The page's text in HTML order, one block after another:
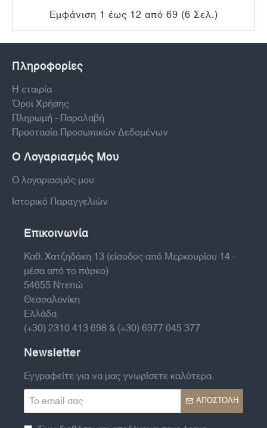
Εμφάνιση 1 έως 12 από 69 (6 Σελ.)
Πληροφορίες
Η εταιρία
Όροι Χρήσης
Πληρωμή - Παραλαβή
Προστασία Προσωπικών Δεδομένων
Ο Λογαριασμός Μου
Ο λογαριασμός μου
Ιστορικό Παραγγελιών
Επικοινωνία
Καθ. Χατζηδάκη 13 (είσοδος από Μερκουρίου 14 -
μέσα από το πάρκο)
54655 Ντεπώ
Θεσσαλονίκη
Ελλάδα
(+30) 2310 413 698 & (+30) 6977 045 377
Newsletter
Εγγραφείτε για να μας γνωρίσετε καλύτερα
Το
email
σας
ΑΠΟΣΤΟΛΉ